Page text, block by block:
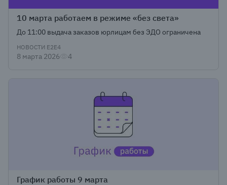
10 марта работаем в режиме «без света»
До 11:00 выдача заказов юрлицам без ЭДО ограничена
НОВОСТИ Е2Е4
8 марта 2026 4
График работы 9 марта